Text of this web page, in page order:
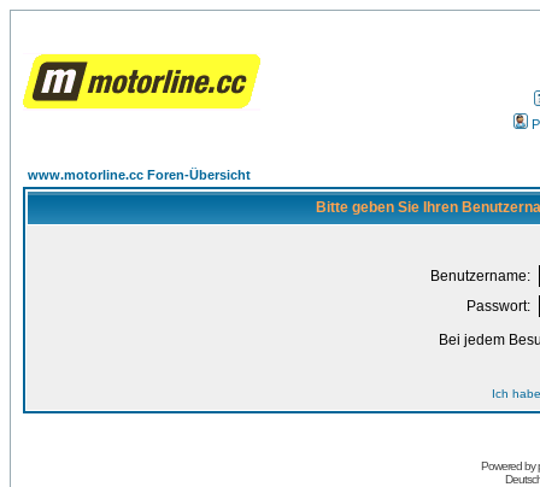
www.motorline.cc Foren-Übersicht
Bitte geben Sie Ihren
Benutzername:
Passwort:
Bei jedem
Ich
Powered by